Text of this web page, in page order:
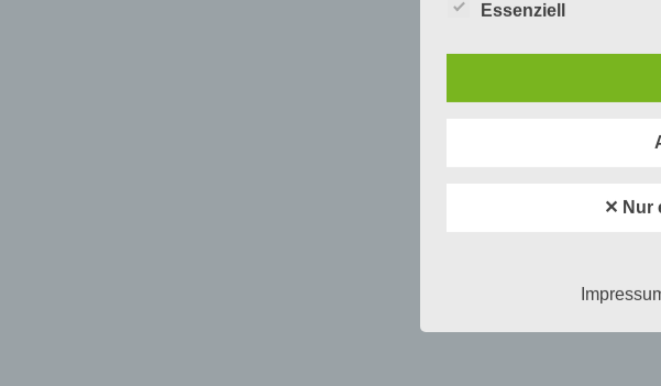
informieren. Ferner
Datenschutzerklärung
Wir haben als für die
personenbezogenen
aufweisen, sodass ein
Aus diesem Grund steht
personenbezogene Daten
Essenziell
✕ Nur